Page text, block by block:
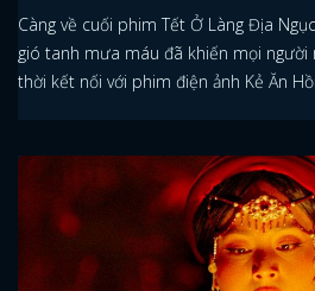
Càng về cuối phim Tết Ở Làng Địa
gió tanh mưa máu đã khiến mọi người
thời kết nối với phim điện ảnh Kẻ Ăn